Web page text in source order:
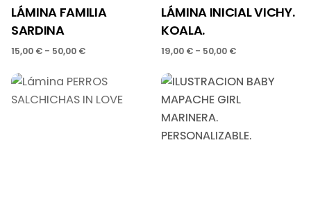
LÁMINA FAMILIA
SARDINA
15,00 € - 50,00 €Rango
precios:
desde
LÁMINA INICIAL VICHY.
KOALA.
19,00 € - 50,00 €Rango
precios:
desde
hasta